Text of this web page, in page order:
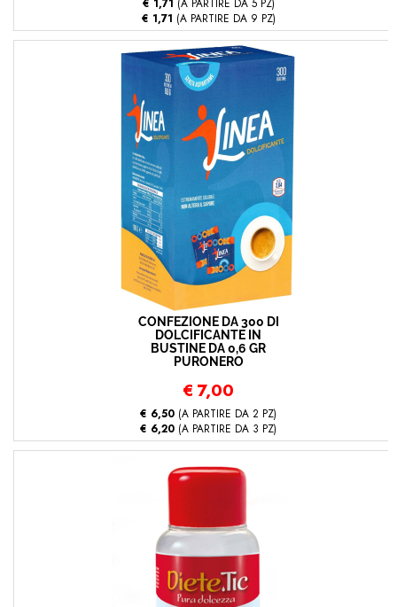
€ 1,71 (A PARTIRE DA 5 PZ)
€ 1,71 (A PARTIRE DA 9 PZ)
CONFEZIONE DA 300 DI
DOLCIFICANTE IN
BUSTINE DA 0,6 GR
PURONERO
€ 7,00
€ 6,50 (A PARTIRE DA 2 PZ)
€ 6,20 (A PARTIRE DA 3 PZ)